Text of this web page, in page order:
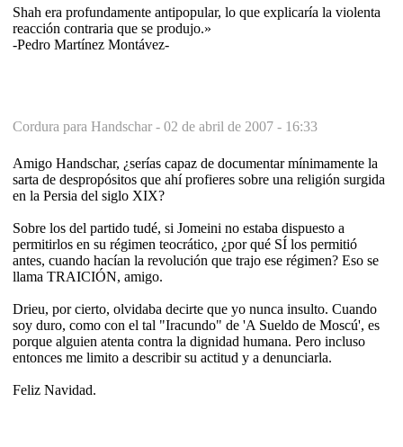
Shah era profundamente antipopular, lo que explicaría la violenta
reacción contraria que se produjo.»
-Pedro Martínez Montávez-
Cordura para Handschar - 02 de abril de 2007 - 16:33
Amigo Handschar, ¿serías capaz de documentar mínimamente la
sarta de despropósitos que ahí profieres sobre una religión surgida
en la Persia del siglo XIX?
Sobre los del partido tudé, si Jomeini no estaba dispuesto a
permitirlos en su régimen teocrático, ¿por qué SÍ los permitió
antes, cuando hacían la revolución que trajo ese régimen? Eso se
llama TRAICIÓN, amigo.
Drieu, por cierto, olvidaba decirte que yo nunca insulto. Cuando
soy duro, como con el tal "Iracundo" de 'A Sueldo de Moscú', es
porque alguien atenta contra la dignidad humana. Pero incluso
entonces me limito a describir su actitud y a denunciarla.
Feliz Navidad.